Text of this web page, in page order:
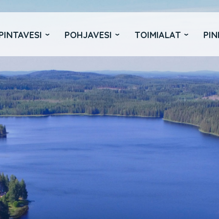
POHJAVESI TOIMIALAT